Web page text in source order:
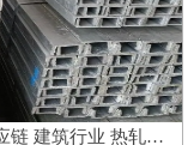
万奥供应链 建筑行业 热轧镀锌槽钢 欢迎到厂参观